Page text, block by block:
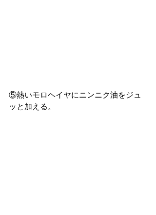
⑤熱いモロヘイヤにニンニク油をジュ
ッと加える。